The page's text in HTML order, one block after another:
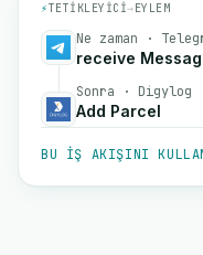
⚡TETIKLEYICI→EYLEM
Ne zaman ·
receive
Sonra · Digylog
Add Parcel
BU IŞ AKIŞINI